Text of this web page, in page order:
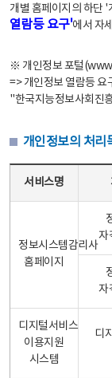
개별 홈페이지의 하단 '
열람등 요구'에서 자
※ 개인정보 포털
=> 개인정보 열람등 요
"한국지능정보사회진
개인정보의 처리
서비스명
정보시스템감리사
홈페이지
자
자
디지털서비스
이용지원
시스템
디